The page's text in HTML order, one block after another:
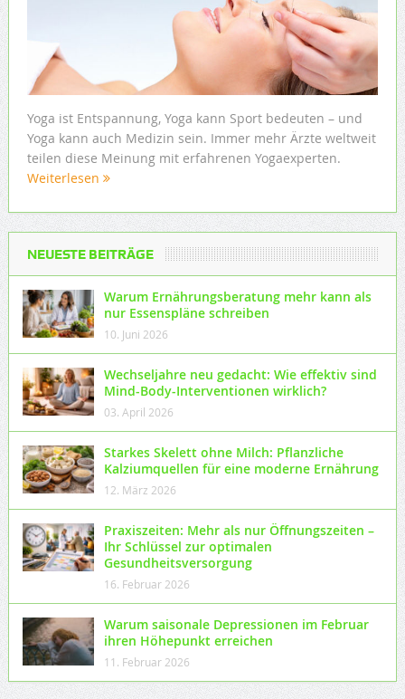
Yoga ist Entspannung, Yoga kann Sport bedeuten – und
Yoga kann auch Medizin sein. Immer mehr Ärzte weltweit
teilen diese Meinung mit erfahrenen Yogaexperten.
Weiterlesen
NEUESTE BEITRÄGE
Warum Ernährungsberatung mehr kann als
nur Essenspläne schreiben
10. Juni 2026
Wechseljahre neu gedacht: Wie effektiv sind
Mind-Body-Interventionen wirklich?
03. April 2026
Starkes Skelett ohne Milch: Pflanzliche
Kalziumquellen für eine moderne Ernährung
12. März 2026
Praxiszeiten: Mehr als nur Öffnungszeiten –
Ihr Schlüssel zur optimalen
Gesundheitsversorgung
16. Februar 2026
Warum saisonale Depressionen im Februar
ihren Höhepunkt erreichen
11. Februar 2026